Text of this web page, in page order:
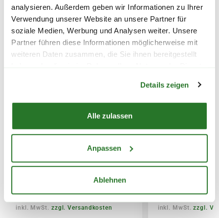
analysieren. Außerdem geben wir Informationen zu Ihrer
Verwendung unserer Website an unsere Partner für
soziale Medien, Werbung und Analysen weiter. Unsere
Partner führen diese Informationen möglicherweise mit
weiteren Daten zusammen, die Sie ihnen bereitgestellt
Details zeigen
Alle zulassen
Anpassen
Ablehnen
Zubehör)
7,95€für größere Pakete (z.B. Pflanzen oder
Erde)
SPERRGUTVERSAND
SPEDITIONSVERSAND
Balkon-Langzeitdünger, 900 g
8,99
inkl. MwSt. zzgl. Versandkosten
2,99
inkl. MwSt.zzgl.